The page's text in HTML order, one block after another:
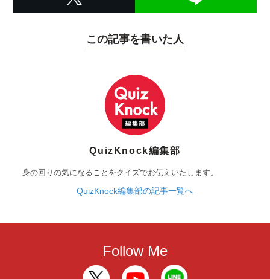
この記事を書いた人
QuizKnock編集部
身の回りの気になることをクイズでお伝えいたします。
QuizKnock編集部の記事一覧へ
Follow Me